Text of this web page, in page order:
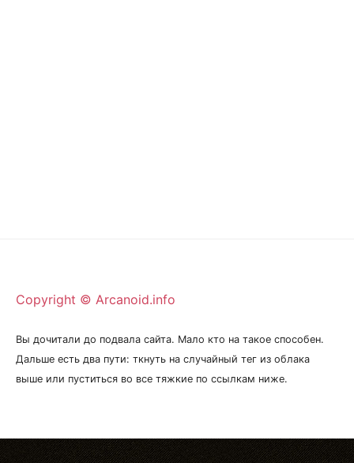
Copyright © Arcanoid.info
Вы дочитали до подвала сайта. Мало кто на такое способен.
Дальше есть два пути: ткнуть на случайный тег из облака
выше или пуститься во все тяжкие по ссылкам ниже.